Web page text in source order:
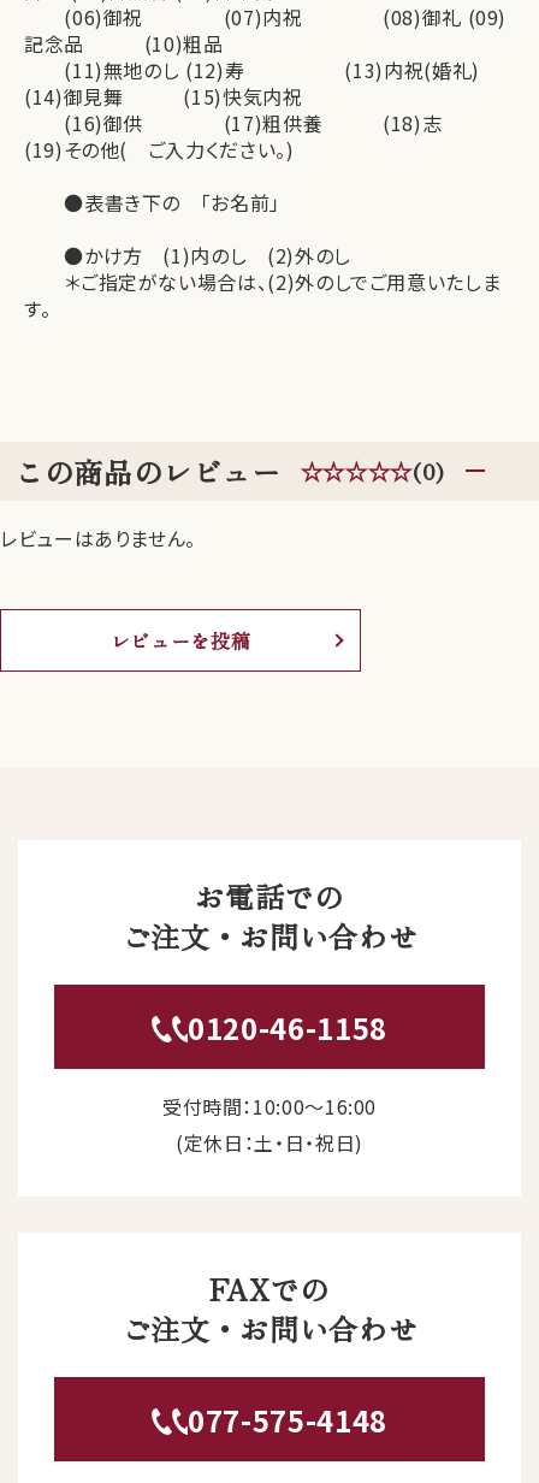
(06)御祝 (07)内祝 (08)御礼 (09)
記念品 (10)粗品
(11)無地のし (12)寿 (13)内祝(婚礼)
(14)御見舞 (15)快気内祝
(16)御供 (17)粗供養 (18)志
(19)その他( ご入力ください。)
●表書き下の 「お名前」
●かけ方 (1)内のし (2)外のし
＊ご指定がない場合は、(2)外のしでご用意いたしま
す。
この商品のレビュー ☆☆☆☆☆(0)
レビューはありません。
レビューを投稿
お電話での
ご注文・お問い合わせ
0120-46-1158
受付時間：10:00〜16:00
(定休日：土・日・祝日)
FAXでの
ご注文・お問い合わせ
077-575-4148